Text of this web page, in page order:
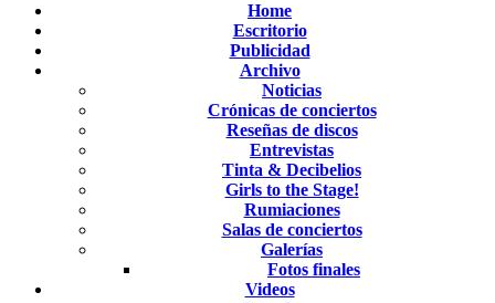
Home
Escritorio
Publicidad
Archivo
Noticias
Crónicas de conciertos
Reseñas de discos
Entrevistas
Tinta & Decibelios
Girls to the Stage!
Rumiaciones
Salas de conciertos
Galerías
Fotos finales
Videos